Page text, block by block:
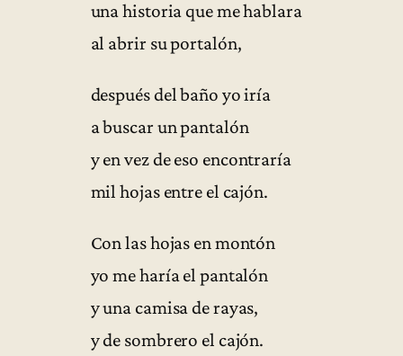
una historia que me hablara
al abrir su portalón,
después del baño yo iría
a buscar un pantalón
y en vez de eso encontraría
mil hojas entre el cajón.
Con las hojas en montón
yo me haría el pantalón
y una camisa de rayas,
y de sombrero el cajón.